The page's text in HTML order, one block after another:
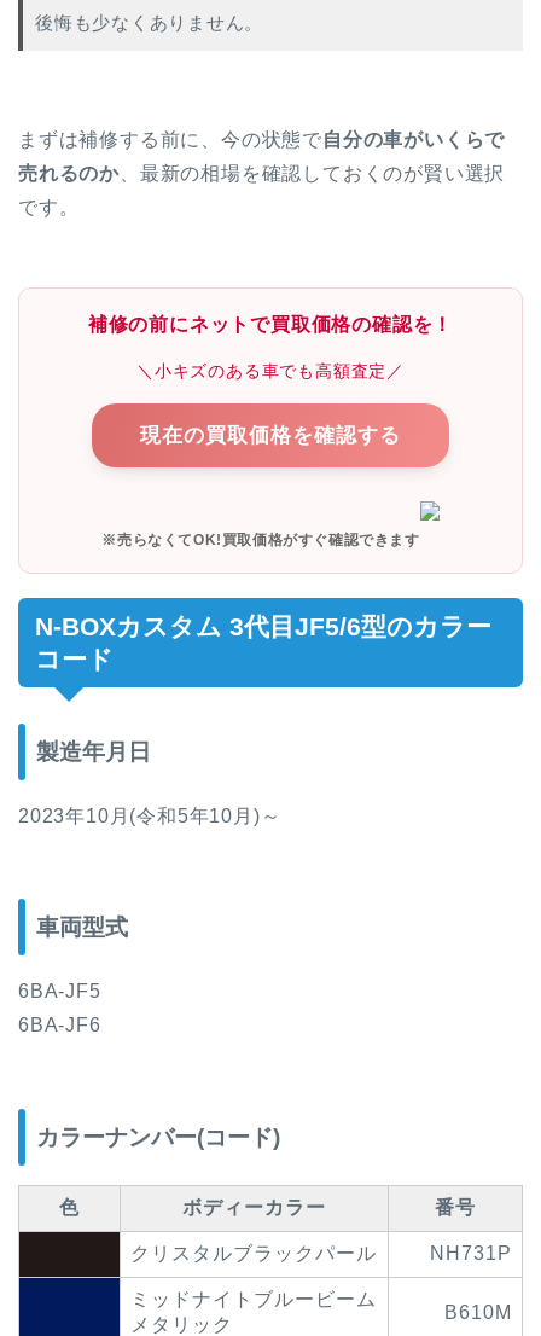
後悔も少なくありません。
まずは補修する前に、今の状態で自分の車がいくらで
売れるのか 、最新の相場を確認しておくのが賢い選択
です。
補修の前にネットで買取価格の確認を！
＼小キズのある車でも高額査定／
現在の買取価格を確認する
※売らなくてOK!買取価格がすぐ確認できます
N-BOXカスタム 3代目JF5/6型のカラー
コード
製造年月日
2023年10月(令和5年10月)～
車両型式
6BA-JF5
6BA-JF6
カラーナンバー(コード)
色 ボディーカラー 番号
クリスタルブラックパール NH731P
ミッドナイトブルービーム
メタリック
B610M